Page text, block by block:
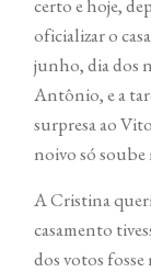
certo e hoje,
oficializar o
junho, dia dos
Antônio, e a
surpresa ao
noivo só soube
A Cristina
casamento
dos votos